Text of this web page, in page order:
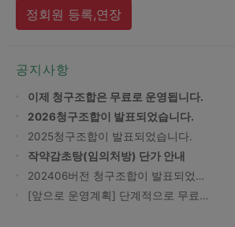
정회원 등록,연장
공지사항
이제 청구조합은 무료로 운영됩니다.
2026청구조합이 발표되었습니다.
2025청구조합이 발표되었습니다.
작약감초탕(임의처방) 단가 안내
202406버전 청구조합이 발표되었…
[앞으로 운영계획] 단계적으로 무료…